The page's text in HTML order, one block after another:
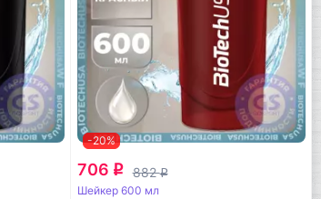
-20%
706 q 882q
Шейкер 600 мл